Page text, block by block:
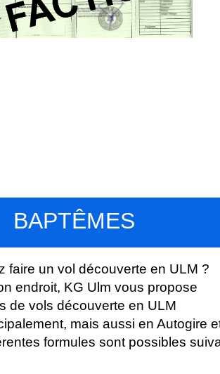
BAPTÊMES
faire un vol découverte en ULM ?
endroit, KG Ulm vous propose
de vols découverte en ULM
mais aussi en Autogire
formules sont possibles